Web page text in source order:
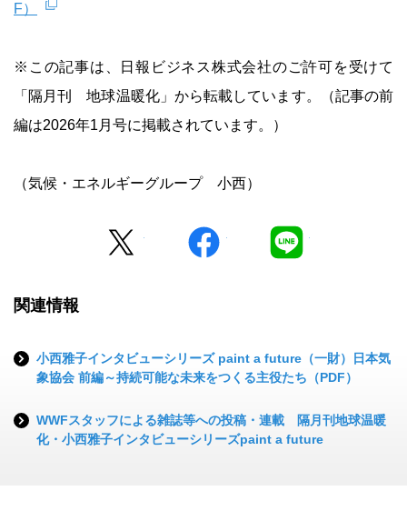
F）
※この記事は、日報ビジネス株式会社のご許可を受けて
「隔月刊 地球温暖化」から転載しています。（記事の前
編は2026年1月号に掲載されています。）
（気候・エネルギーグループ 小西）
facebook
関連情報
小西雅子インタビューシリーズ paint a future（一財）日本気
象協会 前編～持続可能な未来をつくる主役たち（PDF）
WWFスタッフによる雑誌等への投稿・連載 隔月刊地球温暖
化・小西雅子インタビューシリーズpaint a future